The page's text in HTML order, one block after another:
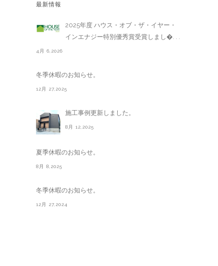
最新情報
2025年度 ハウス・オブ・ザ・イヤー・
インエナジー特別優秀賞受賞しまし�. . .
4月 6,2026
冬季休暇のお知らせ。
12月 27,2025
施工事例更新しました。
8月 12,2025
夏季休暇のお知らせ。
8月 8,2025
冬季休暇のお知らせ。
12月 27,2024